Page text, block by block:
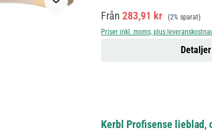
Försäljningspris:
Från283,91 kr Ordinarie pris:
(2% sparat)
Priser inkl. moms, plus
Detaljer
Kerbl Profisense